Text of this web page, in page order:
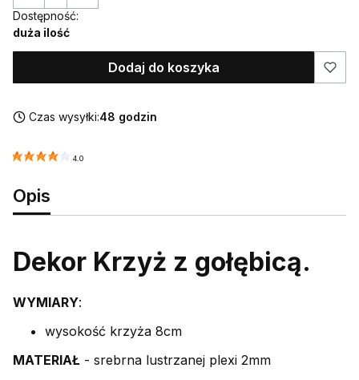
Dostępność:
duża ilość
Dodaj do koszyka
Czas wysyłki:48 godzin
4.0
Opis
Dekor Krzyż z gołębicą.
WYMIARY:
wysokość krzyża 8cm
MATERIAŁ - srebrna lustrzanej plexi 2mm